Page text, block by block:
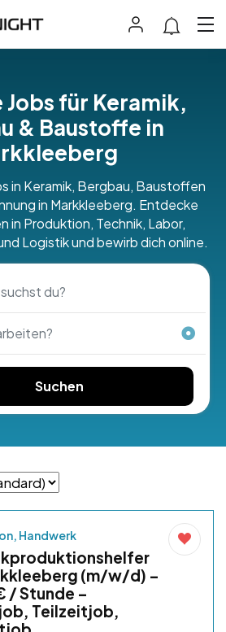
für Keramik,
& Baustoffe in
in Keramik, Bergbau, Baustoffen
in Markkleeberg. Entdecke
in Produktion, Technik, Labor,
Logistik und bewirb dich online.
Suchen
Handwerk
(m/w/d) –
/ Stunde –
Teilzeitjob,